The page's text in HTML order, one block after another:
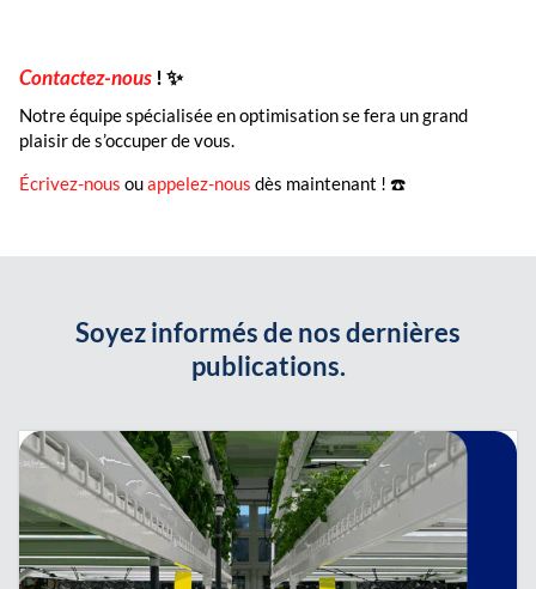
Contactez-nous!✨
Notre équipe spécialisée en optimisation se fera un grand
plaisir de s’occuper de vous.
Écrivez-nous ouappelez-nous dès maintenant ! ☎️
Soyez informés de nos dernières
publications.